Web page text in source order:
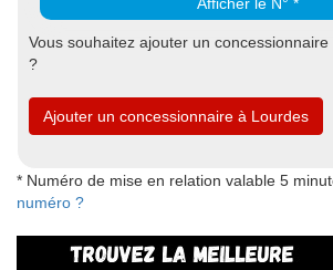
Vous souhaitez ajouter un
?
Ajouter un concessionnaire à Lourdes
* Numéro de mise en relation valable 5
numéro ?